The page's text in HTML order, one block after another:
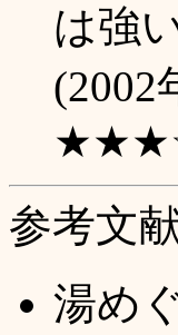
は強
(2002
参考文
湯め